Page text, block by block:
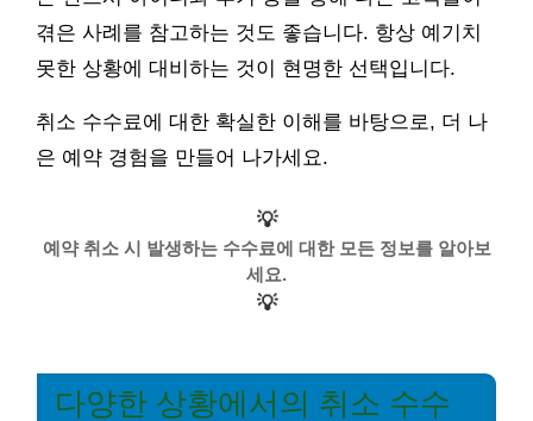
겪은 사례를 참고하는 것도 좋습니다. 항상 예기치
못한 상황에 대비하는 것이 현명한 선택입니다.
취소 수수료에 대한 확실한 이해를 바탕으로, 더 나
은 예약 경험을 만들어 나가세요.
💡
예약 취소 시 발생하는 수수료에 대한 모든 정보를 알아보
세요.
💡
다양한 상황에서의 취소 수수